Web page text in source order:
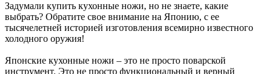
Задумали купить кухонные ножи, но не знаете, какие
выбрать? Обратите свое внимание на Японию, с ее
тысячелетней историей изготовления всемирно известного
холодного оружия!
Японские кухонные ножи – это не просто поварской
инструмент. Это не просто функциональный и верный